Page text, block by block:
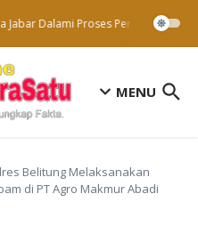
Dalami Proses Penyelidikan
MENU
Belitung Melaksanakan
di PT Agro Makmur Abadi